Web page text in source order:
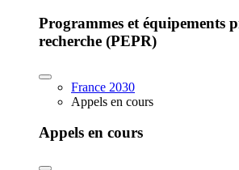
Programmes et équipements
recherche (PEPR)
France 2030
Appels en cours
Appels en cours